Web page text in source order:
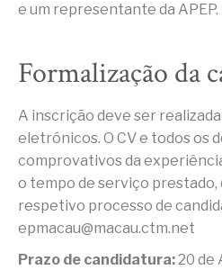
e um representante da APEP.
Formalização da
A inscrição deve ser
eletrónicos. O CV e todos os
comprovativos da
o tempo de serviço prestado,
respetivo processo de
epmacau@macau.ctm.net
Prazo de candidatura:20 de